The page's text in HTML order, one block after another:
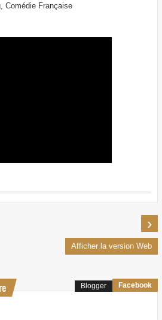
Comédie Française
›
Afficher la version Web
Blogger Facebook